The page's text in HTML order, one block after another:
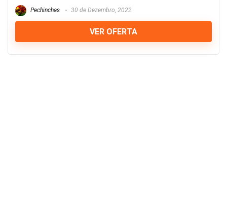
Pechinchas 30 de Dezembro, 2022
VER OFERTA